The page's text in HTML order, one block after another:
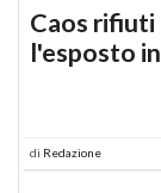
Caos rifiuti
l'esposto
di Redazione